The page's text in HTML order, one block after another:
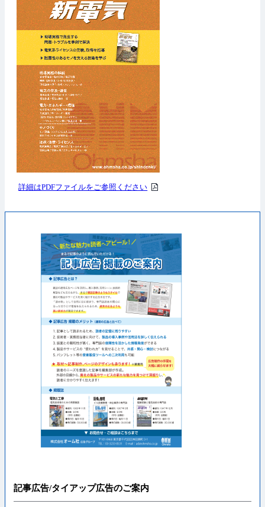
詳細はPDFファイルをご参照ください
PDF
ァ
ル
記事広告/タイアップ広告のご案内